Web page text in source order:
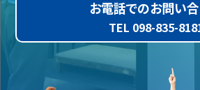
お電話でのお問い
TEL 098-835-